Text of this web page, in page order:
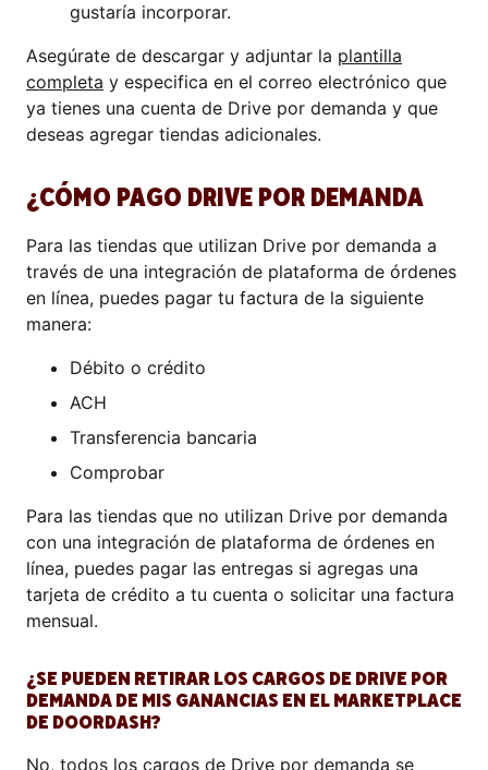
gustaría incorporar.
Asegúrate de descargar y adjuntar la plantilla
completa y especifica en el correo electrónico que
ya tienes una cuenta de Drive por demanda y que
deseas agregar tiendas adicionales.
¿CÓMO PAGO DRIVE POR DEMANDA
Para las tiendas que utilizan Drive por demanda a
través de una integración de plataforma de órdenes
en línea, puedes pagar tu factura de la siguiente
manera:
Débito o crédito
ACH
Transferencia bancaria
Comprobar
Para las tiendas que no utilizan Drive por demanda
con una integración de plataforma de órdenes en
línea, puedes pagar las entregas si agregas una
tarjeta de crédito a tu cuenta o solicitar una factura
mensual.
¿SE PUEDEN RETIRAR LOS CARGOS DE DRIVE POR
DEMANDA DE MIS GANANCIAS EN EL MARKETPLACE
DE DOORDASH?
No, todos los cargos de Drive por demanda se